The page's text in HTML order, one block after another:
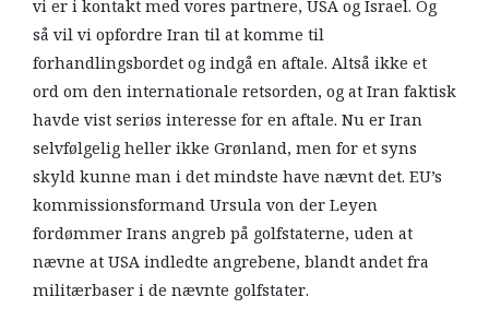
vi er i kontakt med vores partnere, USA og Israel. Og
så vil vi opfordre Iran til at komme til
forhandlingsbordet og indgå en aftale. Altså ikke et
ord om den internationale retsorden, og at Iran faktisk
havde vist seriøs interesse for en aftale. Nu er Iran
selvfølgelig heller ikke Grønland, men for et syns
skyld kunne man i det mindste have nævnt det. EU’s
kommissionsformand Ursula von der Leyen
fordømmer Irans angreb på golfstaterne, uden at
nævne at USA indledte angrebene, blandt andet fra
militærbaser i de nævnte golfstater.